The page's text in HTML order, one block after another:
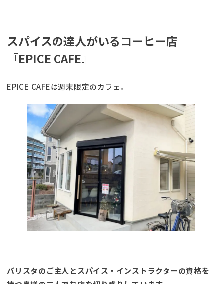
スパイスの達人がいるコーヒー店
『EPICE CAFE』
EPICE CAFEは週末限定のカフェ。
バリスタのご主人とスパイス・インストラクターの資格を